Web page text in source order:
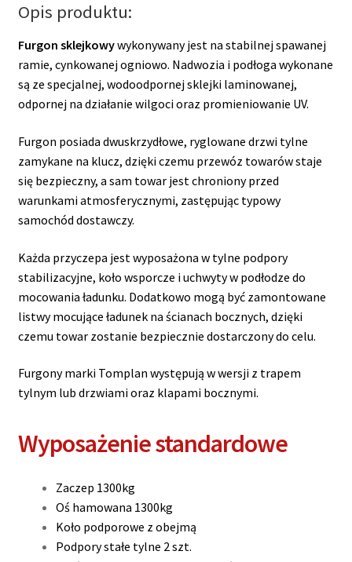
DMC
1300kg
Opis produktu:
Furgon sklejkowywykonywany jest na stabilnej spawanej
ramie, cynkowanej ogniowo. Nadwozia i podłoga wykonane
są ze specjalnej, wodoodpornej sklejki laminowanej,
odpornej na działanie wilgoci oraz promieniowanie UV.
Furgon posiada dwuskrzydłowe, ryglowane drzwi tylne
zamykane na klucz, dzięki czemu przewóz towarów staje
się bezpieczny, a sam towar jest chroniony przed
warunkami atmosferycznymi, zastępując typowy
samochód dostawczy.
Każda przyczepa jest wyposażona w tylne podpory
stabilizacyjne, koło wsporcze i uchwyty w podłodze do
mocowania ładunku. Dodatkowo mogą być zamontowane
listwy mocujące ładunek na ścianach bocznych, dzięki
czemu towar zostanie bezpiecznie dostarczony do celu.
Furgony marki Tomplan występują w wersji z trapem
tylnym lub drzwiami oraz klapami bocznymi.
Wyposażenie standardowe
Zaczep 1300kg
Oś hamowana 1300kg
Koło podporowe z obejmą
Podpory stałe tylne 2 szt.